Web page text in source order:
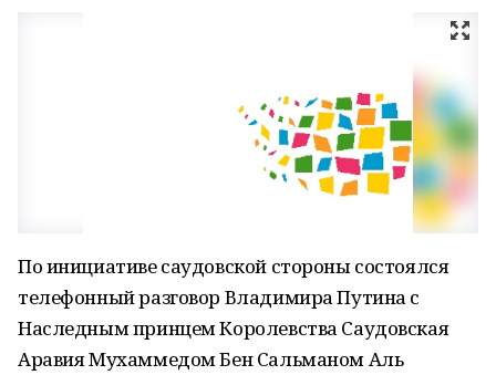
По инициативе саудовской стороны состоялся
телефонный разговор Владимира Путина с
Наследным принцем Королевства Саудовская
Аравия Мухаммедом Бен Сальманом Аль